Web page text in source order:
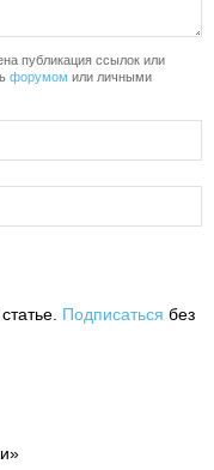
публикация ссылок или
форумом или личными
Подписаться без